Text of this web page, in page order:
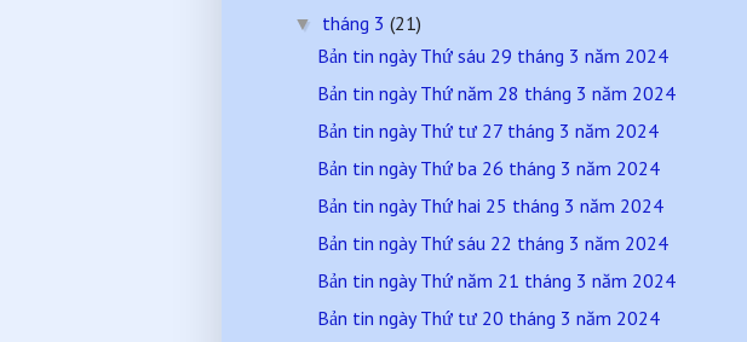
▼ tháng 3 (21)
Bản tin ngày Thứ sáu 29 tháng 3 năm 2024
Bản tin ngày Thứ năm 28 tháng 3 năm 2024
Bản tin ngày Thứ tư 27 tháng 3 năm 2024
Bản tin ngày Thứ ba 26 tháng 3 năm 2024
Bản tin ngày Thứ hai 25 tháng 3 năm 2024
Bản tin ngày Thứ sáu 22 tháng 3 năm 2024
Bản tin ngày Thứ năm 21 tháng 3 năm 2024
Bản tin ngày Thứ tư 20 tháng 3 năm 2024